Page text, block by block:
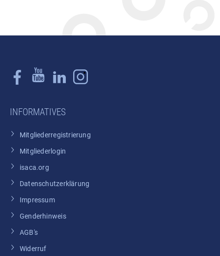
INFORMATIVES
Mitgliederregistrierung
Mitgliederlogin
isaca.org
Datenschutzerklärung
Impressum
Genderhinweis
AGB's
Widerruf